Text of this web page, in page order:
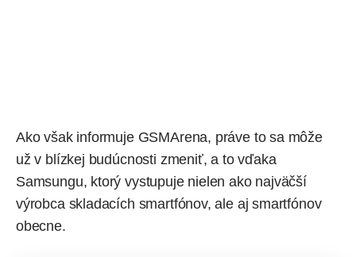
Ako však informujeGSMArena, práve to sa môže
už v blízkej budúcnosti zmeniť, a to vďaka
Samsungu, ktorý vystupuje nielen ako najväčší
výrobca skladacích smartfónov, ale ajsmartfónov
obecne.